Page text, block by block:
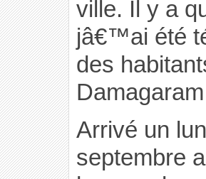
ville. Il y a
jâ€™ai été
des
Arrivé un
septembre